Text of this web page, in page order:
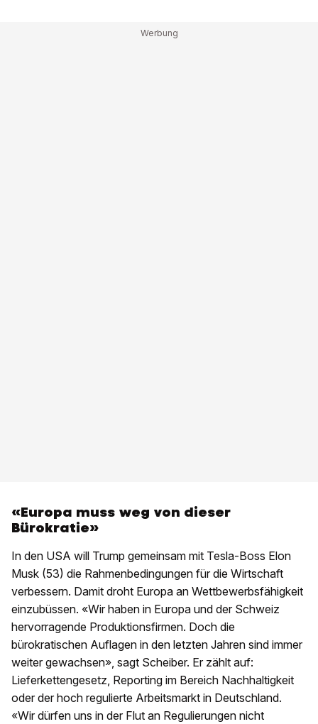
«Europa muss weg von dieser
Bürokratie»
In den USA will Trump gemeinsam mit Tesla-Boss Elon
Musk (53) die Rahmenbedingungen für die Wirtschaft
verbessern. Damit droht Europa an Wettbewerbsfähigkeit
einzubüssen. «Wir haben in Europa und der Schweiz
hervorragende Produktionsfirmen. Doch die
bürokratischen Auflagen in den letzten Jahren sind immer
weiter gewachsen», sagt Scheiber. Er zählt auf:
Lieferkettengesetz, Reporting im Bereich Nachhaltigkeit
oder der hoch regulierte Arbeitsmarkt in Deutschland.
«Wir dürfen uns in der Flut an Regulierungen nicht